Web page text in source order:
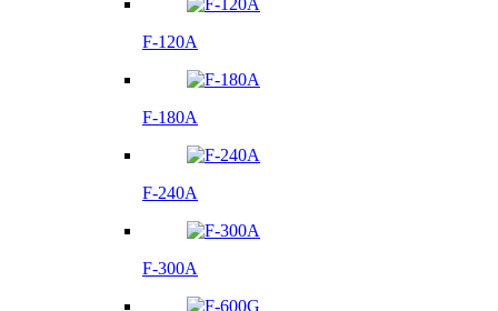
F-120A
F-180A
F-240A
F-300A